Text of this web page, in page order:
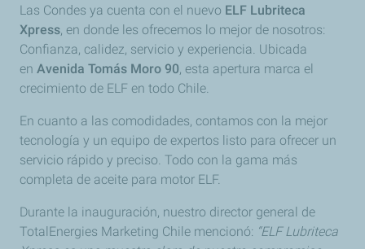
Las Condes ya cuenta con el nuevo ELF Lubriteca
Xpress, en donde les ofrecemos lo mejor de nosotros:
Confianza, calidez, servicio y experiencia. Ubicada
en Avenida Tomás Moro 90, esta apertura marca el
crecimiento de ELF en todo Chile.
En cuanto a las comodidades, contamos con la mejor
tecnología y un equipo de expertos listo para ofrecer un
servicio rápido y preciso. Todo con la gama más
completa de aceite para motor ELF.
Durante la inauguración, nuestro director general de
TotalEnergies Marketing Chile mencionó: “ELF Lubriteca